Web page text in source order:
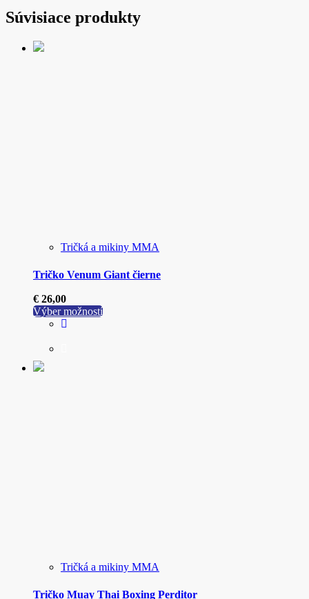
Súvisiace produkty
Tričká a mikiny MMA
Tričko Venum Giant čierne
€ 26,00
Výber možnostíTento
Tričká a mikiny MMA
Tričko Muay Thai Boxing Perditor